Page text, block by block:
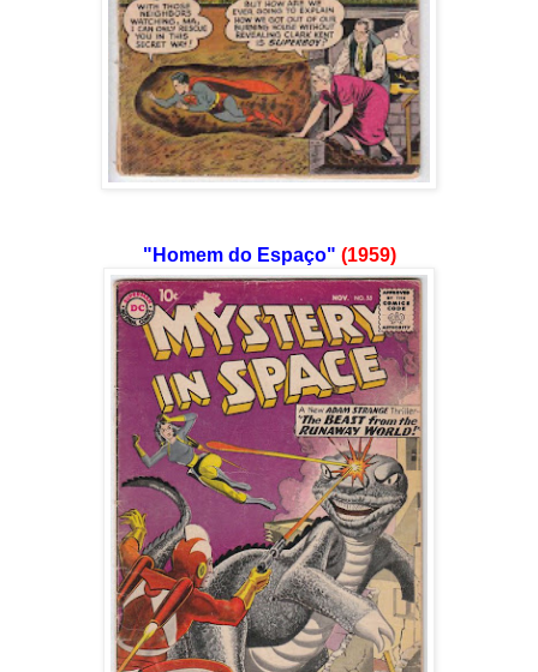
"Homem do Espaço" (1959)